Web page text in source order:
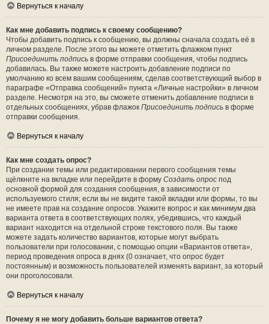
Вернуться к началу
Как мне добавить подпись к своему сообщению?
Чтобы добавить подпись к сообщению, вы должны сначала создать её в
личном разделе. После этого вы можете отметить флажком пункт
Присоединить подпись в форме отправки сообщения, чтобы подпись
добавилась. Вы также можете настроить добавление подписи по
умолчанию ко всем вашим сообщениям, сделав соответствующий выбор в
параграфе «Отправка сообщений» пункта «Личные настройки» в личном
разделе. Несмотря на это, вы сможете отменить добавление подписи в
отдельных сообщениях, убрав флажок Присоединить подпись в форме
отправки сообщения.
Вернуться к началу
Как мне создать опрос?
При создании темы или редактировании первого сообщения темы
щёлкните на вкладке или перейдите в форму Создать опрос под
основной формой для создания сообщения, в зависимости от
используемого стиля; если вы не видите такой вкладки или формы, то вы
не имеете прав на создание опросов. Укажите вопрос и как минимум два
варианта ответа в соответствующих полях, убедившись, что каждый
вариант находится на отдельной строке текстового поля. Вы также
можете задать количество вариантов, которые могут выбрать
пользователи при голосовании, с помощью опции «Вариантов ответа»,
период проведения опроса в днях (0 означает, что опрос будет
постоянным) и возможность пользователей изменять вариант, за который
они проголосовали.
Вернуться к началу
Почему я не могу добавить больше вариантов ответа?